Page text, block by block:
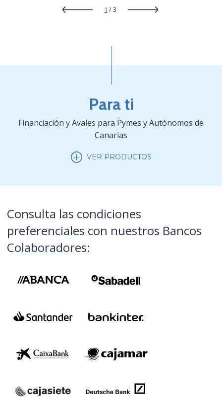
1 / 3
Para ti
Financiación y Avales para Pymes y Autónomos de
Canarias
VER PRODUCTOS
Consulta las condiciones
preferenciales con nuestros Bancos
Colaboradores: